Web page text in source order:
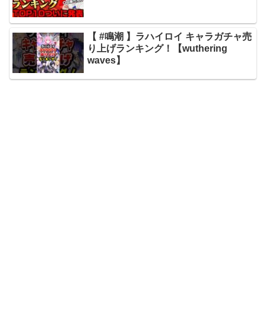
【 #鳴潮 】ラハイロイ キャラガチャ売
り上げランキング！【wuthering
waves】